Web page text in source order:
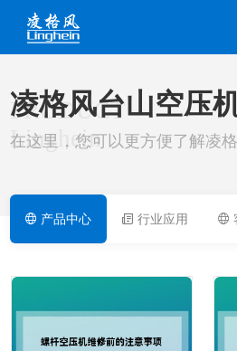
PRODUCT
Linghein
凌格风台山空压
在这里，您可以更方便了解凌
产品中心 行业应用